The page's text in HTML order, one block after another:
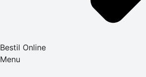
Bestil Online
Menu